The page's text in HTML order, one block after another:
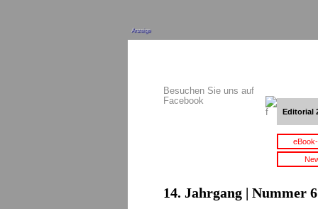
Anzeige
Besuchen Sie uns auf
Facebook
Editorial
14. Jahrgang | Nummer